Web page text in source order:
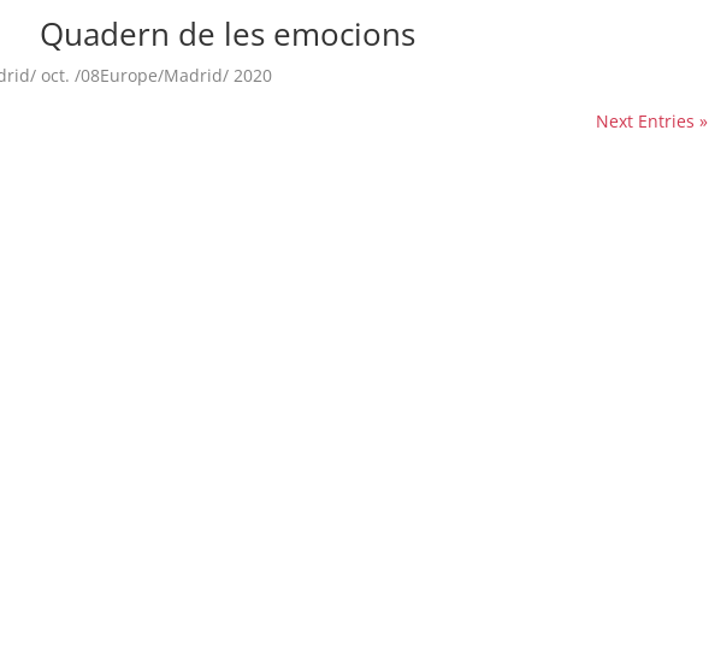
Quadern de les emocions
oct. /08Europe/Madrid/ 2020
Next Entries »
Memòria d'activitats
Proposta educativa
Xarxes socials